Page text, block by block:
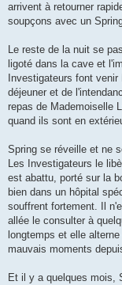
arrivent à retourner
soupçons avec un
Le reste de la nuit se
ligoté dans la cave et
Investigateurs font
déjeuner et de
repas de Mademoiselle
quand ils sont en
Spring se réveille et ne
Les Investigateurs le
est abattu, porté sur la
bien dans un hôpital
souffrent fortement. Il
allée le consulter à
longtemps et elle
mauvais moments
Et il y a quelques mois,